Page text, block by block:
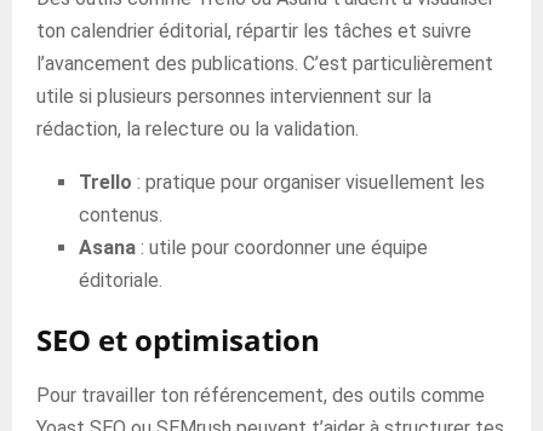
ton calendrier éditorial, répartir les tâches et suivre
l’avancement des publications. C’est particulièrement
utile si plusieurs personnes interviennent sur la
rédaction, la relecture ou la validation.
Trello : pratique pour organiser visuellement les
contenus.
Asana : utile pour coordonner une équipe
éditoriale.
SEO et optimisation
Pour travailler ton référencement, des outils comme